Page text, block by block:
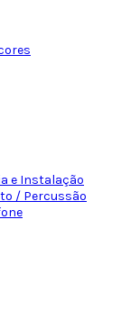
e Instalação
/ Percussão